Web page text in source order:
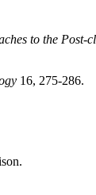
to the Post-
16, 275-286.